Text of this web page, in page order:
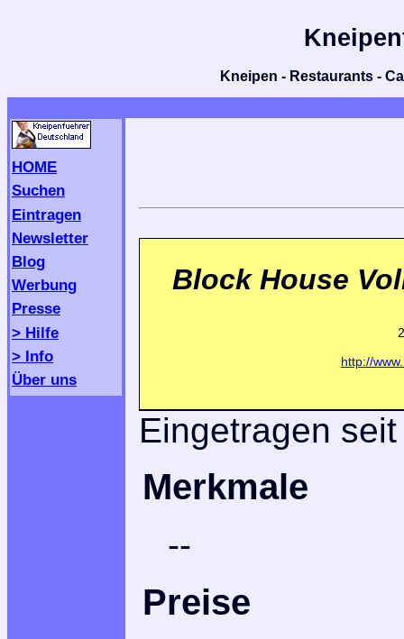
Kneipen - Restaurants -
HOME
Suchen
Eintragen
Newsletter
Blog
Werbung
Presse
> Hilfe
> Info
Über uns
Block House
http://
Eingetragen
Merkmale
--
Preise